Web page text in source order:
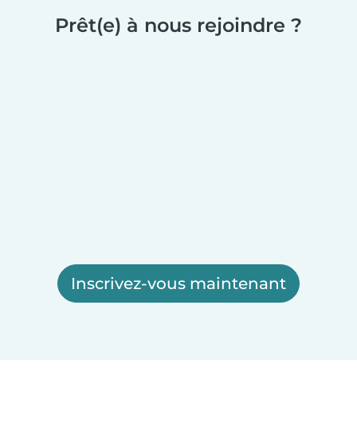
Prêt(e) à nous rejoindre ?
Inscrivez-vous maintenant